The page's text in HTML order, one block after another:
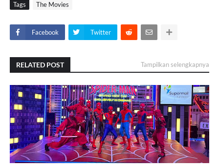
Tags The Movies
Facebook Twitter
RELATED POST Tampilkan selengkapnya